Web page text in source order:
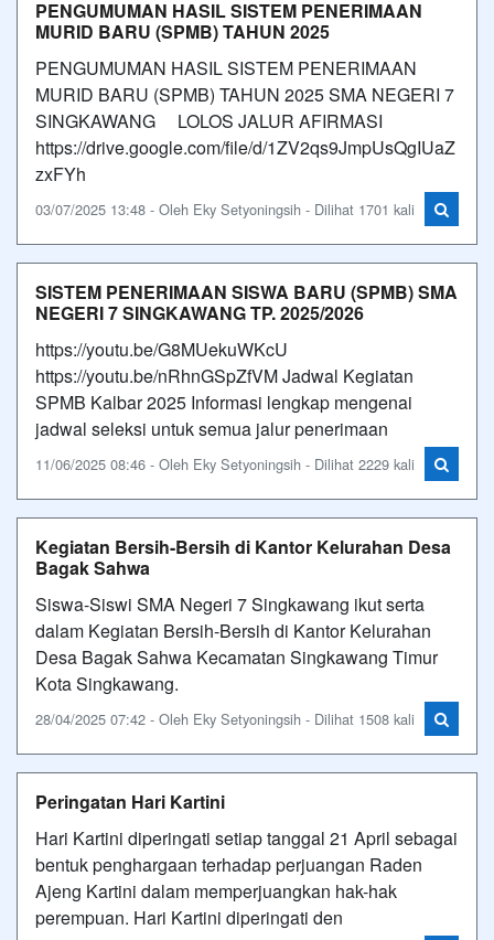
PENGUMUMAN HASIL SISTEM PENERIMAAN
MURID BARU (SPMB) TAHUN 2025
PENGUMUMAN HASIL SISTEM PENERIMAAN
MURID BARU (SPMB) TAHUN 2025 SMA NEGERI 7
SINGKAWANG LOLOS JALUR AFIRMASI
https://drive.google.com/file/d/1ZV2qs9JmpUsQgIUaZ
zxFYh
03/07/2025 13:48 - Oleh Eky Setyoningsih - Dilihat 1701 kali
SISTEM PENERIMAAN SISWA BARU (SPMB) SMA
NEGERI 7 SINGKAWANG TP. 2025/2026
https://youtu.be/G8MUekuWKcU
https://youtu.be/nRhnGSpZfVM Jadwal Kegiatan
SPMB Kalbar 2025 Informasi lengkap mengenai
jadwal seleksi untuk semua jalur penerimaan
11/06/2025 08:46 - Oleh Eky Setyoningsih - Dilihat 2229 kali
Kegiatan Bersih-Bersih di Kantor Kelurahan Desa
Bagak Sahwa
Siswa-Siswi SMA Negeri 7 Singkawang ikut serta
dalam Kegiatan Bersih-Bersih di Kantor Kelurahan
Desa Bagak Sahwa Kecamatan Singkawang Timur
Kota Singkawang.
28/04/2025 07:42 - Oleh Eky Setyoningsih - Dilihat 1508 kali
Peringatan Hari Kartini
Hari Kartini diperingati setiap tanggal 21 April sebagai
bentuk penghargaan terhadap perjuangan Raden
Ajeng Kartini dalam memperjuangkan hak-hak
perempuan. Hari Kartini diperingati den